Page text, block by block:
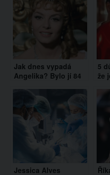
Jak dnes vypadá
Angelika? Bylo jí 84
úžasně
5
že
Jessica Alves